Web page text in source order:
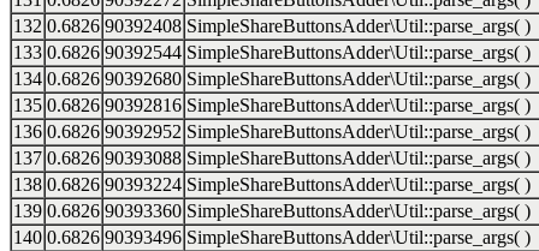
132 0.6826 90392408 SimpleShareButtonsAdder\Util::parse_args( )
133 0.6826 90392544 SimpleShareButtonsAdder\Util::parse_args( )
134 0.6826 90392680 SimpleShareButtonsAdder\Util::parse_args( )
135 0.6826 90392816 SimpleShareButtonsAdder\Util::parse_args( )
136 0.6826 90392952 SimpleShareButtonsAdder\Util::parse_args( )
137 0.6826 90393088 SimpleShareButtonsAdder\Util::parse_args( )
138 0.6826 90393224 SimpleShareButtonsAdder\Util::parse_args( )
139 0.6826 90393360 SimpleShareButtonsAdder\Util::parse_args( )
140 0.6826 90393496 SimpleShareButtonsAdder\Util::parse_args( )